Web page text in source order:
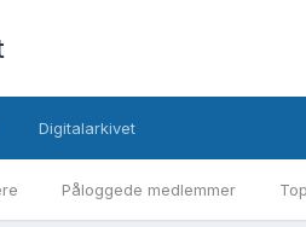
Påloggede medlemmer
Digitalarkivet